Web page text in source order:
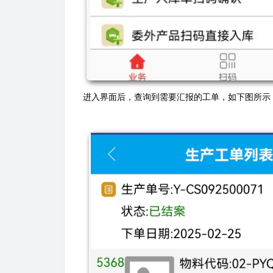
进入界面后，查询到需要汇报的工单，如下图所示